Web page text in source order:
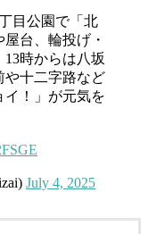
目公園で「北
台、輪投げ・
時からは八坂
や十二字路など
イ！」が元気を
July 4, 2025